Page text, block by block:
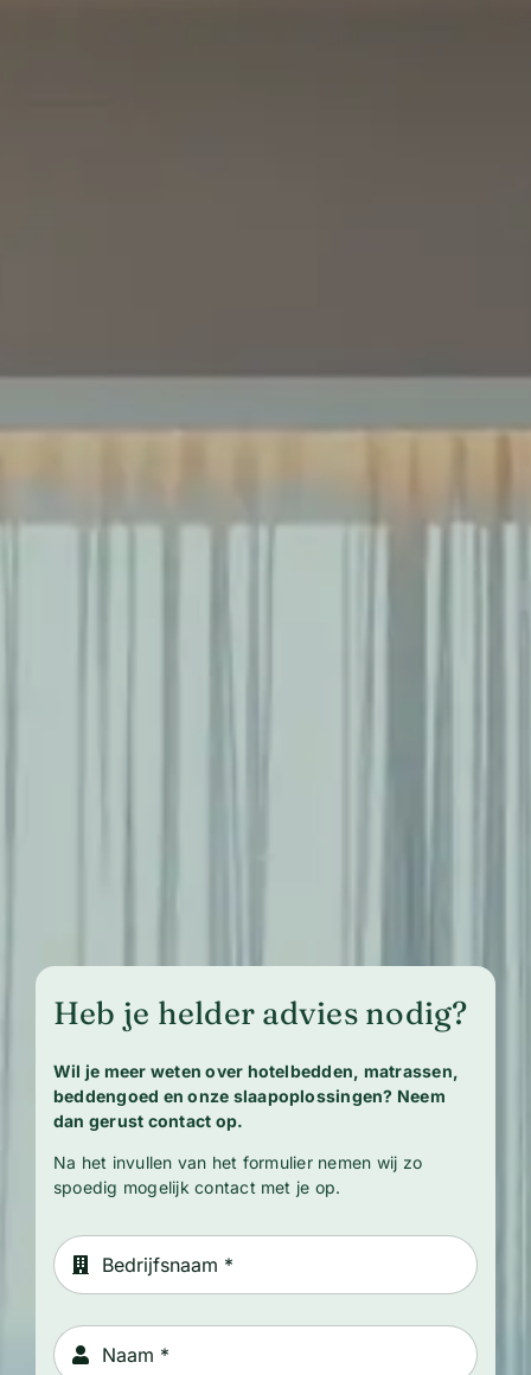
Heb je helder advies nodig?
Wil je meer weten over hotelbedden, matrassen,
beddengoed en onze slaapoplossingen? Neem
dan gerust contact op.
Na het invullen van het formulier nemen wij zo
spoedig mogelijk contact met je op.